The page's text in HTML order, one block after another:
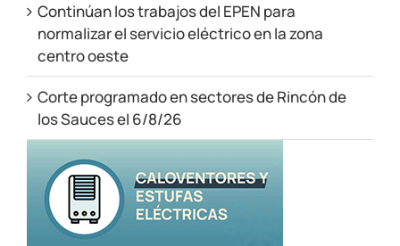
Continúan los trabajos del EPEN para
normalizar el servicio eléctrico en la zona
centro oeste
Corte programado en sectores de Rincón de
los Sauces el 6/8/26